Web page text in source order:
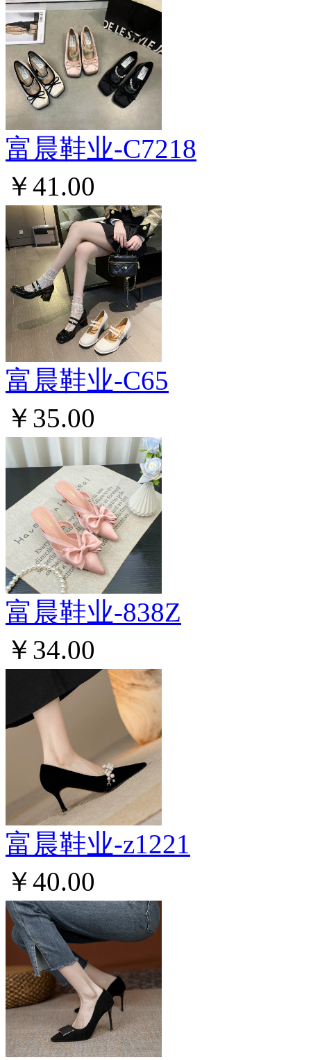
富晨鞋业-C7218
￥41.00
富晨鞋业-C65
￥35.00
富晨鞋业-838Z
￥34.00
富晨鞋业-z1221
￥40.00